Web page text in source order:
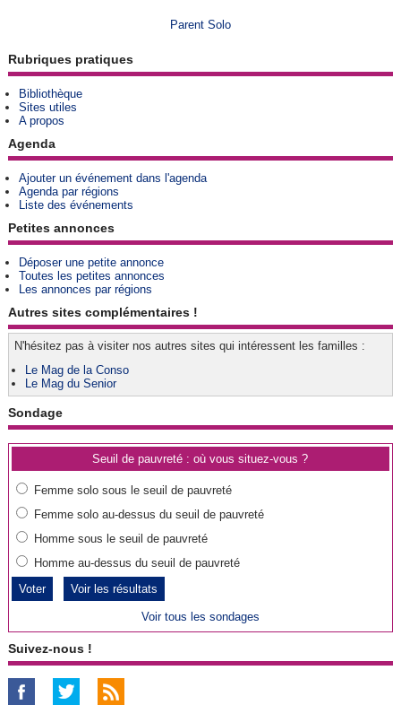
Parent Solo
Rubriques pratiques
Bibliothèque
Sites utiles
A propos
Agenda
Ajouter un événement dans l'agenda
Agenda par régions
Liste des événements
Petites annonces
Déposer une petite annonce
Toutes les petites annonces
Les annonces par régions
Autres sites complémentaires !
N'hésitez pas à visiter nos autres sites qui intéressent les familles :
Le Mag de la Conso
Le Mag du Senior
Sondage
Seuil de pauvreté : où vous situez-vous ?
Femme solo sous le seuil de pauvreté
Femme solo au-dessus du seuil de pauvreté
Homme sous le seuil de pauvreté
Homme au-dessus du seuil de pauvreté
Voir les résultats
Voir tous les sondages
Suivez-nous !